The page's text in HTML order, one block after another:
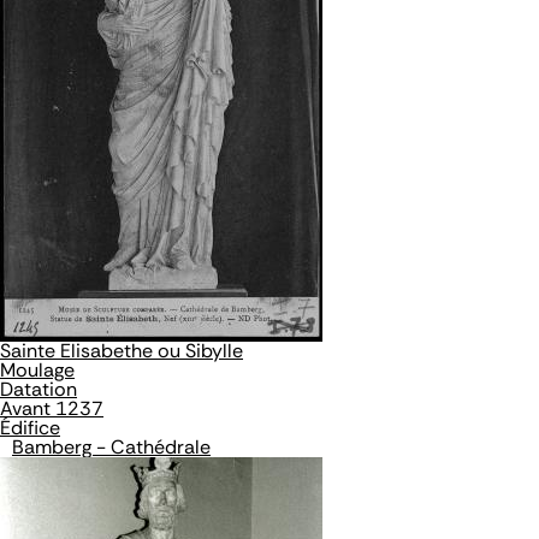
Sainte Elisabethe ou Sibylle
Moulage
Datation
Avant 1237
Édifice
Bamberg - Cathédrale